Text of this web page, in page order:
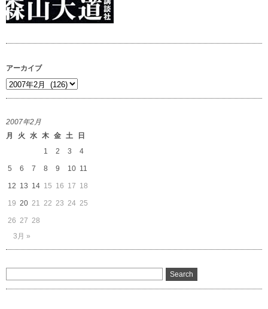
アーカイブ
ア
ー
イ
ブ
2007年2月
月
火 水 木 金 土
日
1
2 3 4
5 6 7 8 9 10 11
12 13 14 15 16 17 18
19 20 21 22 23 24 25
26 27 28
3月 »